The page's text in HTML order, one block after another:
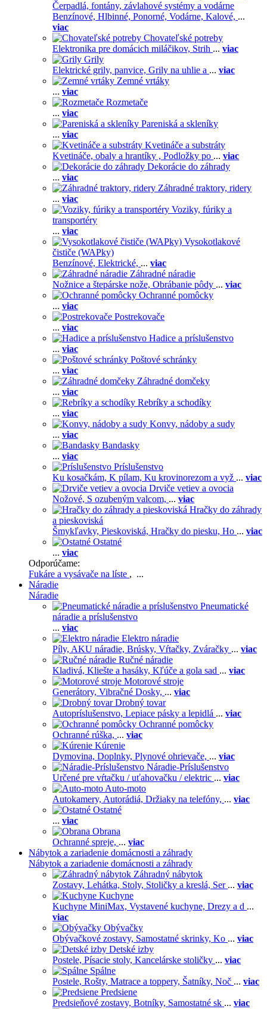
Čerpadlá, fontány, závlahové systémy a vodárne
Benzínové, Hlbinné, Ponorné, Vodárne, Kalové, ...
viac
Chovateľské potreby
Elektronika pre domácich miláčikov, Strih ... viac
Grily
Elektrické grily, panvice, Grily na uhlie a ... viac
Zemné vrtáky
... viac
Rozmetače
... viac
Pareniská a skleníky
... viac
Kvetináče a substráty
Kvetináče, obaly a hrantíky , Podložky po ... viac
Dekorácie do záhrady
... viac
Záhradné traktory, ridery
... viac
Voziky, fúriky a
transportéry
... viac
Vysokotlakové
čističe (WAPky)
Benzínové, Elektrické, ... viac
Záhradné náradie
Nožnice a štepárske nože, Obrábanie pôdy ... viac
Ochranné pomôcky
... viac
Postrekovače
... viac
Hadice a príslušenstvo
... viac
Poštové schránky
... viac
Záhradné domčeky
... viac
Rebríky a schodíky
... viac
Konvy, nádoby a sudy
... viac
Bandasky
... viac
Príslušenstvo
Ku kosačkám, K pílam, Ku krovinorezom a vyž ... viac
Drviče vetiev a ovocia
Nožové, S ozubeným valcom, ... viac
Hračky do záhrady
a pieskoviská
Šmykľavky, Pieskoviská, Hračky do piesku, Ho ... viac
Ostatné
... viac
Odporúčame:
Fukáre a vysávače na líste , ...
Náradie
Náradie
Pneumatické
náradie a príslušenstvo
... viac
Elektro náradie
Píly, AKU náradie, Brúsky, Vŕtačky, Zváračky ... viac
Ručné náradie
Kladivá, Kliešte a hasáky, Kľúče a gola sad ... viac
Motorové stroje
Generátory, Vibračné Dosky, ... viac
Drobný tovar
Autopríslušenstvo, Lepiace pásky a lepidlá ... viac
Ochranné pomôcky
Ochranné rúška, ... viac
Kúrenie
Dymovina, Doplnky, Plynové ohrievače, ... viac
Náradie-Príslušenstvo
Určené pre vŕtačku / uťahovačku / elektric ... viac
Auto-moto
Autokamery, Autorádiá, Držiaky na telefóny, ... viac
Ostatné
... viac
Obrana
Ochranné spreje, ... viac
Nábytok a zariadenie domácnosti a záhrady
Nábytok a zariadenie domácnosti a záhrady
Záhradný nábytok
Zostavy, Lehátka, Stoly, Stoličky a kreslá, Ser ... viac
Kuchyne
Kuchyne MiniMax, Vystavené kuchyne, Drezy a d ...
viac
Obývačky
Obývačkové zostavy, Samostatné skrinky, Ko ... viac
Detské izby
Postele, Písacie stoly, Kancelárske stoličky ... viac
Spálne
Postele, Rošty, Matrace a toppery, Šatníky, Noč ... viac
Predsiene
Predsieňové zostavy, Botníky, Samostatné sk ... viac